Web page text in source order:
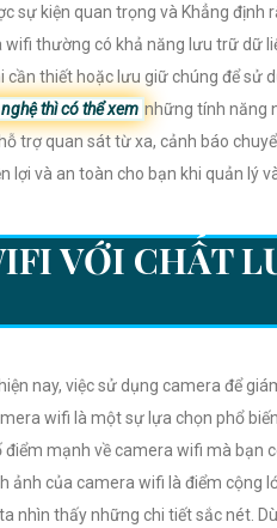
sự kiện quan trọng và Khẳng định
wifi thường có khả năng lưu trữ dữ
cần thiết hoặc lưu giữ chúng để sử
thì có thể xem những tính năng
trợ quan sát từ xa, cảnh báo
lợi và an toàn cho bạn khi quản lý
VỚI CHẤT
nay, việc sử dụng camera để
wifi là một sự lựa chọn phổ
mạnh về camera wifi mà bạn
ảnh của camera wifi là điểm cộng
nhìn thấy những chi tiết sắc nét.